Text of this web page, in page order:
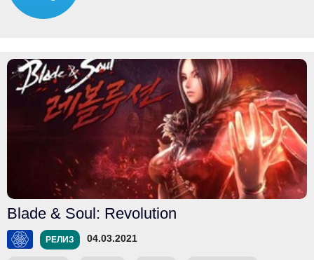
Blade & Soul: Revolution
РЕЛИЗ 04.03.2021